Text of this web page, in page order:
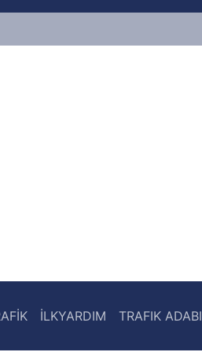
İLKYARDIM TRAFIK ADABI